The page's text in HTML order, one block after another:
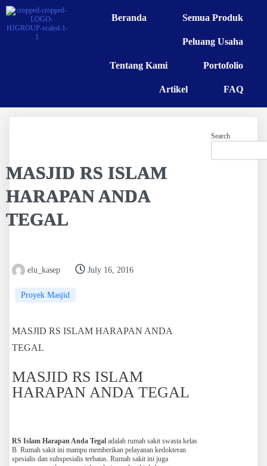
Beranda Semua Produk
Peluang Usaha
Tentang Kami Portofolio
Artikel FAQ
MASJID RS ISLAM
HARAPAN ANDA
TEGAL
elu_kasep July 16, 2016
Proyek Masjid
MASJID RS ISLAM HARAPAN ANDA
TEGAL
MASJID RS ISLAM
HARAPAN ANDA TEGAL
RS Islam Harapan Anda Tegal adalah rumah sakit swasta kelas
B. Rumah sakit ini mampu memberikan pelayanan kedokteran
spesialis dan subspesialis terbatas. Rumah sakit ini juga
Search